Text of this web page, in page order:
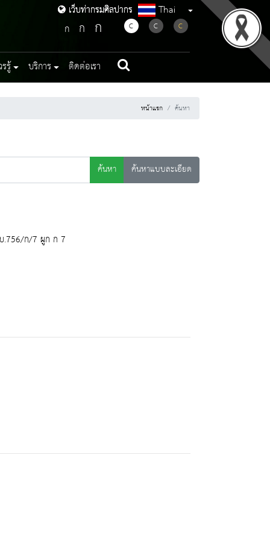
เว็บท่ากรมศิลปากร
เว็บท่ากรมศิลปากร Thai
ก ก ก C C C
รู้ บริการ ติดต่อเรา
หน้าแรก ค้นหา
ค้นหา ค้นหาแบบละเอียด
.756/ก/7 ผูก ก 7